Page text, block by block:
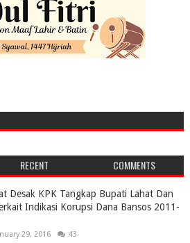
RECENT COMMENTS
Desak KPK Tangkap Bupati Lahat Dan
Indikasi Korupsi Dana Bansos 2011-
29, 2016 43